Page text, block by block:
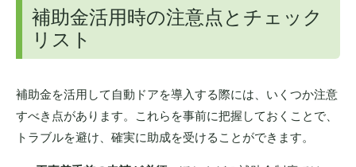
補助金活用時の注意点とチェック
リスト
補助金を活用して自動ドアを導入する際には、いくつか注意
すべき点があります。これらを事前に把握しておくことで、
トラブルを避け、確実に助成を受けることができます。